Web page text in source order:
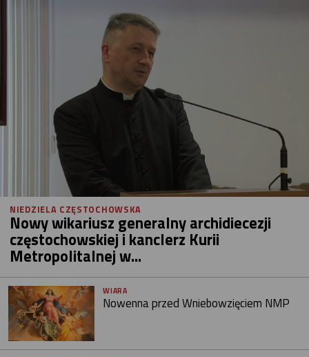
NIEDZIELA CZĘSTOCHOWSKA
Nowy wikariusz generalny archidiecezji
częstochowskiej i kanclerz Kurii
Metropolitalnej w...
WIARA
Nowenna przed Wniebowzięciem NMP